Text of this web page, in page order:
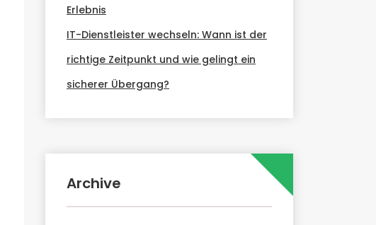
Erlebnis
IT-Dienstleister wechseln: Wann ist der
richtige Zeitpunkt und wie gelingt ein
sicherer Übergang?
Archive